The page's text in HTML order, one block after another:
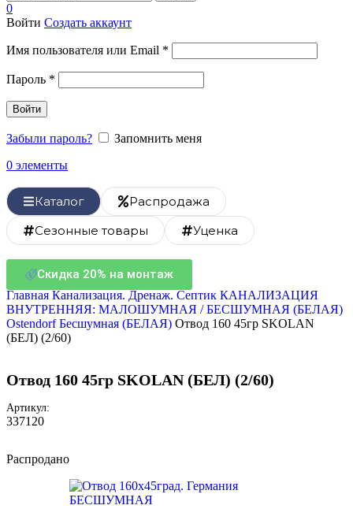
0
Войти Создать аккаунт
Имя пользователя или Email *
Пароль *
Войти
Забыли пароль?
Запомнить меня
0 элементы
Каталог
Распродажа
Сезонные товары
Уценка
Скидка 20% на монтаж
Главная Канализация. Дренаж. Септик КАНАЛИЗАЦИЯ
ВНУТРЕННЯЯ: МАЛОШУМНАЯ / БЕСШУМНАЯ (БЕЛАЯ)
Ostendorf Бесшумная (БЕЛАЯ) Отвод 160 45гр SKOLAN
(БЕЛ) (2/60)
Отвод 160 45гр SKOLAN (БЕЛ) (2/60)
Артикул:
337120
Распродано